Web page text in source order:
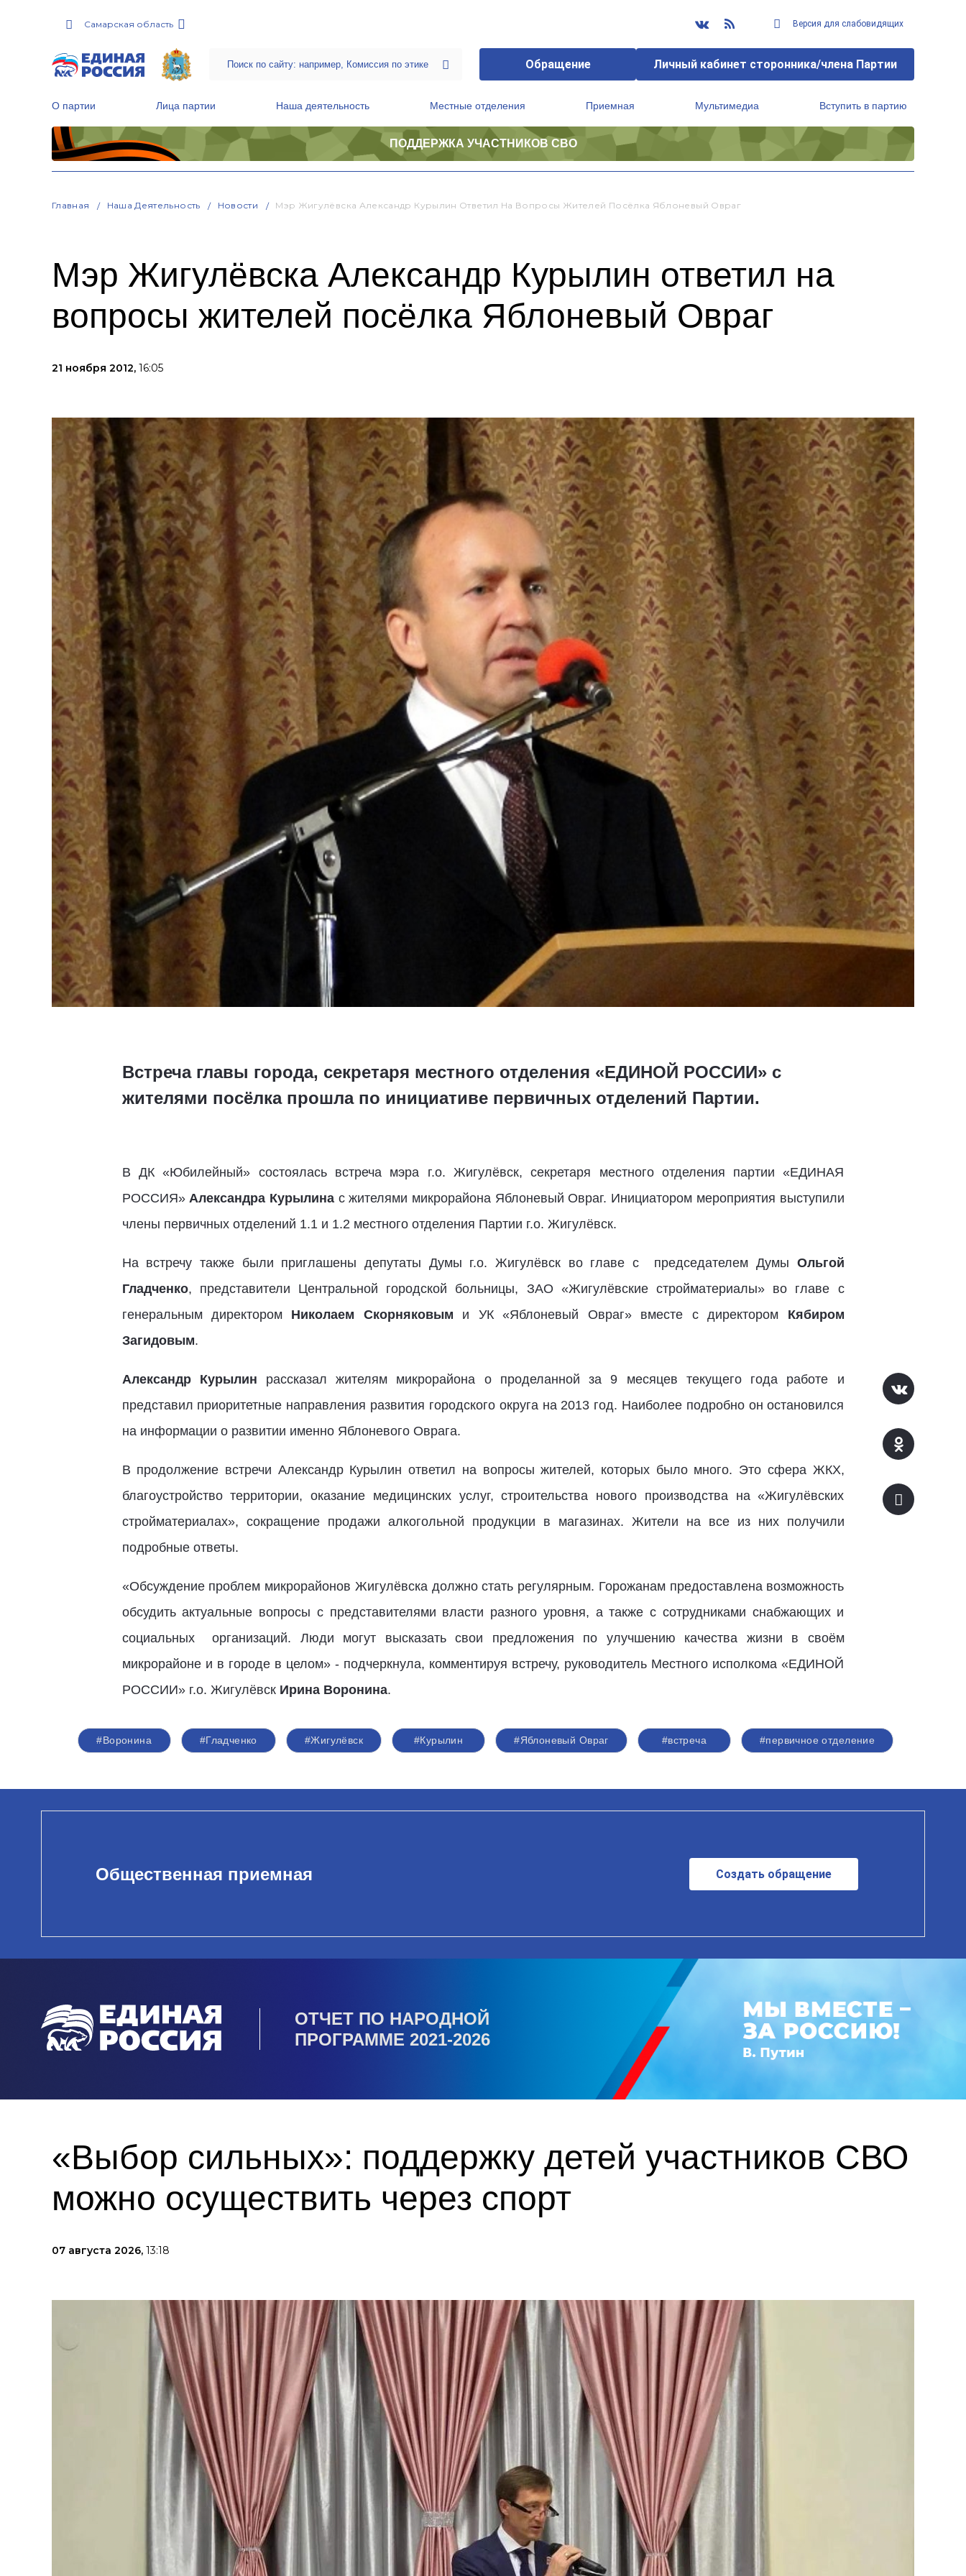
Самарская область Версия для слабовидящих
Обращение Личный кабинет сторонника/члена Партии
О партии Лица партии Наша деятельность Местные отделения Приемная Мультимедиа Вступить в партию
ПОДДЕРЖКА УЧАСТНИКОВ СВО
Главная Наша Деятельность Новости Мэр Жигулёвска Александр Курылин Ответил На Вопросы Жителей Посёлка Яблоневый Овраг
Мэр Жигулёвска Александр Курылин ответил на
вопросы жителей посёлка Яблоневый Овраг
21 ноября 2012, 16:05
Встреча главы города, секретаря местного отделения «ЕДИНОЙ РОССИИ» с
жителями посёлка прошла по инициативе первичных отделений Партии.
В ДК «Юбилейный» состоялась встреча мэра г.о. Жигулёвск, секретаря местного отделения партии «ЕДИНАЯ
РОССИЯ»Александра Курылинас жителями микрорайона Яблоневый Овраг. Инициатором мероприятия выступили
члены первичных отделений 1.1 и 1.2 местного отделения Партии г.о. Жигулёвск.
На встречу также были приглашены депутаты Думы г.о. Жигулёвск во главе с председателем Думы Ольгой
Гладченко, представители Центральной городской больницы, ЗАО «Жигулёвские стройматериалы» во главе с
генеральным директором Николаем Скорняковым и УК «Яблоневый Овраг» вместе с директором Кябиром
Загидовым.
Александр Курылин рассказал жителям микрорайона о проделанной за 9 месяцев текущего года работе и
представил приоритетные направления развития городского округа на 2013 год. Наиболее подробно он остановился
на информации о развитии именно Яблоневого Оврага.
В продолжение встречи Александр Курылин ответил на вопросы жителей, которых было много. Это сфера ЖКХ,
благоустройство территории, оказание медицинских услуг, строительства нового производства на «Жигулёвских
стройматериалах», сокращение продажи алкогольной продукции в магазинах. Жители на все из них получили
подробные ответы.
«Обсуждение проблем микрорайонов Жигулёвска должно стать регулярным. Горожанам предоставлена возможность
обсудить актуальные вопросы с представителями власти разного уровня, а также с сотрудниками снабжающих и
социальных организаций. Люди могут высказать свои предложения по улучшению качества жизни в своём
микрорайоне и в городе в целом» - подчеркнула, комментируя встречу, руководитель Местного исполкома «ЕДИНОЙ
РОССИИ» г.о. Жигулёвск Ирина Воронина.
#Воронина #Гладченко #Жигулёвск #Курылин #Яблоневый Овраг #встреча #первичное отделение
Общественная приемная Создать обращение
ОТЧЕТ ПО НАРОДНОЙ
ПРОГРАММЕ 2021-2026
«Выбор сильных»: поддержку детей участников СВО
можно осуществить через спорт
07 августа 2026, 13:18